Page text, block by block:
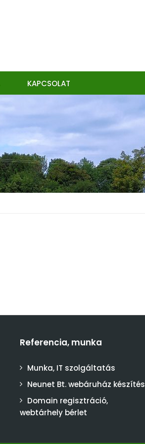
KAPCSOLAT
Referencia, munka
Munka, IT szolgáltatás
Neunet Bt. webáruház készítés
Domain regisztráció,
webtárhely bérlet